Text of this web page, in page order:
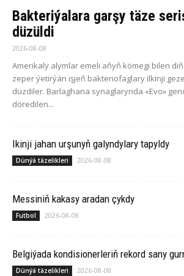
Bakteriýalara garşy täze
düzüldi
2026-08-08
Amerikaly alymlar emeli aňyň kömegi bilen
zeper ýetirýän işjeň bakteriofaglary ilkinji
düzdiler. Barlaghana synaglarynda «Evo»
döredilen...
Ikinji jahan urşunyň galyndylary tapyldy
Dünýä täzelikleri 2026-08-08
Messiniň kakasy aradan çykdy
Futbol 2026-08-08
Belgiýada kondisionerleriň rekord sany
Dünýä täzelikleri 2026-08-08